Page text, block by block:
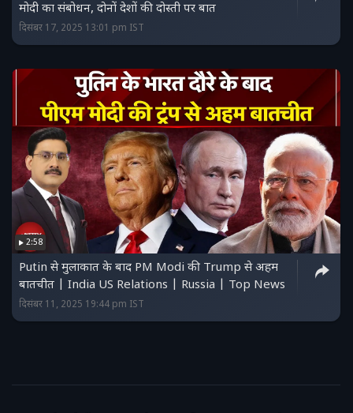
मोदी का संबोधन, दोनों देशों की दोस्ती पर बात
दिसंबर 17, 2025 13:01 pm IST
2:58
Putin से मुलाकात के बाद PM Modi की Trump से अहम
बातचीत | India US Relations | Russia | Top News
दिसंबर 11, 2025 19:44 pm IST